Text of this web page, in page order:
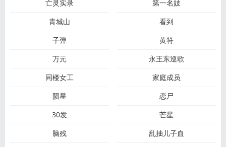
亡灵实录
第一名妓
青城山
看到
子弹
黄符
万元
永王东巡歌
同楼女工
家庭成员
陨星
恋尸
30发
芒星
脑残
乱抽儿子血